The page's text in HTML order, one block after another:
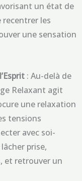
un état de
recentrer les
une sensation
: Au-delà de
Relaxant agit
une relaxation
tensions
avec soi-
prise,
et retrouver un